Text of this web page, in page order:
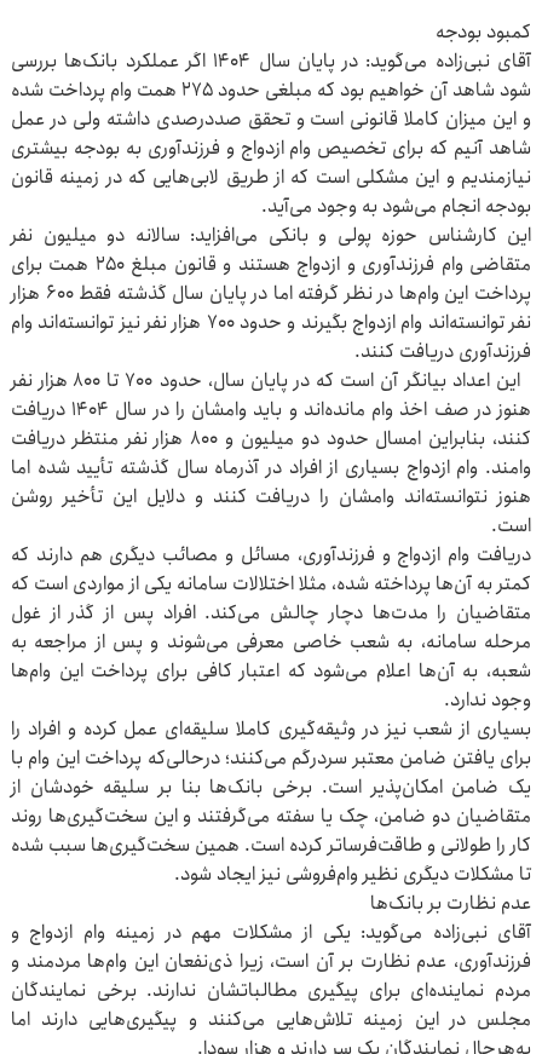
کمبود بودجه
آقای نبی‌زاده می‌گوید: در پایان سال ۱۴۰۴ اگر عملکرد بانک‌ها بررسی
شود شاهد آن خواهیم بود که مبلغی حدود ۲۷۵ همت وام پرداخت شده
و این میزان کاملا قانونی است و تحقق صددرصدی داشته ولی در عمل
شاهد آنیم که برای تخصیص وام ازدواج و فرزندآوری به بودجه بیشتری
نیازمندیم و این مشکلی است که از طریق لابی‌هایی که در زمینه قانون
بودجه انجام می‌شود به وجود می‌آید.
این کارشناس حوزه پولی و بانکی می‌افزاید: سالانه دو میلیون نفر
متقاضی وام فرزندآوری و ازدواج هستند و قانون مبلغ ۲۵۰ همت برای
پرداخت این وام‌ها در نظر گرفته اما در پایان سال گذشته فقط ۶۰۰ هزار
نفر توانسته‌اند وام ازدواج بگیرند و حدود ۷۰۰ هزار نفر نیز توانسته‌اند وام
فرزندآوری دریافت کنند.
این اعداد بیانگر آن است که در پایان سال، حدود ۷۰۰ تا ۸۰۰ هزار نفر
هنوز در صف اخذ وام مانده‌اند و باید وامشان را در سال ۱۴۰۴ دریافت
کنند، بنابراین امسال حدود دو میلیون و ۸۰۰ هزار نفر منتظر دریافت
وامند. وام ازدواج بسیاری از افراد در آذرماه سال گذشته تأیید شده اما
هنوز نتوانسته‌اند وامشان را دریافت کنند و دلایل این تأخیر روشن
است.
دریافت وام ازدواج و فرزندآوری، مسائل و مصائب دیگری هم دارند که
کمتر به آن‌ها پرداخته شده، مثلا اختلالات سامانه یکی از مواردی است که
متقاضیان را مدت‌ها دچار چالش می‌کند. افراد پس از گذر از غول
مرحله سامانه، به شعب خاصی معرفی می‌شوند و پس از مراجعه به
شعبه، به آن‌ها اعلام می‌شود که اعتبار کافی برای پرداخت این وام‌ها
وجود ندارد.
بسیاری از شعب نیز در وثیقه‌گیری کاملا سلیقه‌ای عمل کرده و افراد را
برای یافتن ضامن معتبر سردرگم می‌کنند؛ درحالی‌که پرداخت این وام با
یک ضامن امکان‌پذیر است. برخی بانک‌ها بنا بر سلیقه خودشان از
متقاضیان دو ضامن، چک یا سفته می‌گرفتند و این سخت‌گیری‌ها روند
کار را طولانی‌ و طاقت‌فرساتر کرده است. همین سخت‌گیری‌ها سبب شده
تا مشکلات دیگری نظیر وام‌فروشی نیز ایجاد شود.
عدم نظارت بر بانک‌ها
آقای نبی‌زاده می‌گوید: یکی از مشکلات مهم در زمینه وام ازدواج و
فرزندآوری، عدم نظارت بر آن است، زیرا ذی‌نفعان این وام‌ها مردمند و
مردم نماینده‌ای برای پیگیری مطالباتشان ندارند. برخی نمایندگان
مجلس در این زمینه تلاش‌هایی می‌کنند و پیگیری‌هایی دارند اما